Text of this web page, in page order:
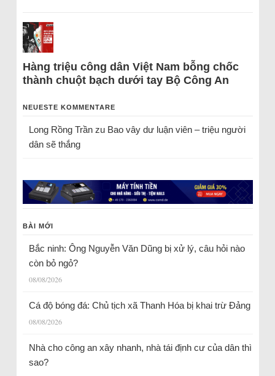
Hàng triệu công dân Việt Nam bỗng chốc
thành chuột bạch dưới tay Bộ Công An
NEUESTE KOMMENTARE
Long Rồng Trầnzu Bao vây dư luận viên – triệu người
dân sẽ thắng
BÀI MỚI
Bắc ninh: Ông Nguyễn Văn Dũng bị xử lý, câu hỏi nào
còn bỏ ngỏ?
08/08/2026
Cá độ bóng đá: Chủ tịch xã Thanh Hóa bị khai trừ Đảng
08/08/2026
Nhà cho công an xây nhanh, nhà tái định cư của dân thì
sao?